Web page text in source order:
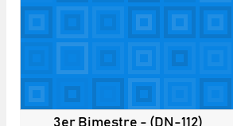
3er Bimestre - (DN-112)